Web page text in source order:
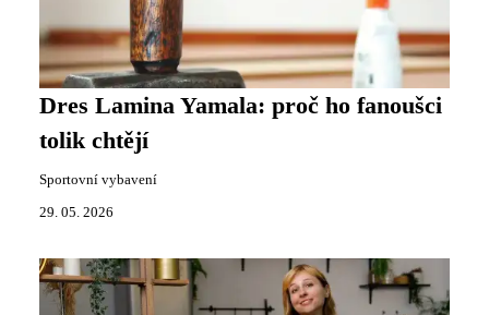
Dres Lamina Yamala: proč ho fanoušci
tolik chtějí
Sportovní vybavení
29. 05. 2026